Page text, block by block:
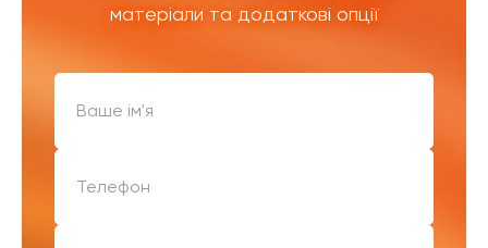
матеріали та додаткові опції